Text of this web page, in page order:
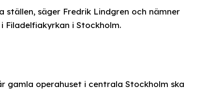
säger Fredrik Lindgren och nämner
Filadelfiakyrkan i Stockholm.
operahuset i centrala Stockholm ska